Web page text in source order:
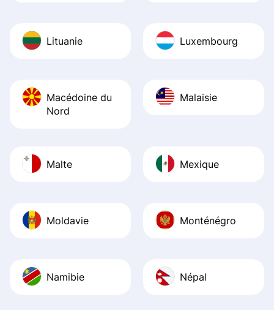
Lituanie Luxembourg
Macédoine du
Nord
Malaisie
Malte Mexique
Moldavie Monténégro
Namibie Népal